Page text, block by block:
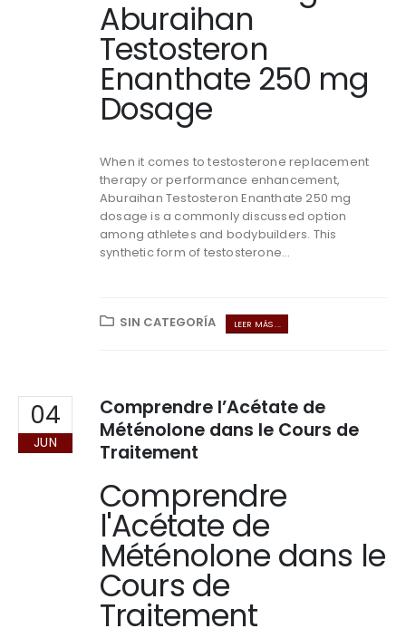
Aburaihan
Testosteron
Enanthate 250 mg
Dosage
When it comes to testosterone replacement
therapy or performance enhancement,
Aburaihan Testosteron Enanthate 250 mg
dosage is a commonly discussed option
among athletes and bodybuilders. This
synthetic form of testosterone...
SIN CATEGORÍA LEER MÁS ...
04
JUN
Comprendre l’Acétate de
Méténolone dans le Cours de
Traitement
Comprendre
l'Acétate de
Méténolone dans le
Cours de
Traitement